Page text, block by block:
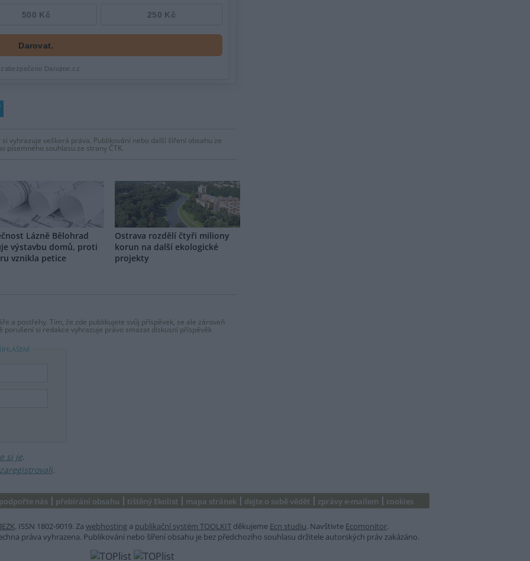
vyhrazuje veškerá práva. Publikování nebo další šíření obsahu ze
písemného souhlasu ze strany ČTK.
Lázně Bělohrad
výstavbu domů, proti
vznikla petice
Ostrava rozdělí čtyři miliony
korun na další ekologické
projekty
a postřehy. Tím, že zde publikujete svůj příspěvek, se ale zároveň
porušení si redakce vyhrazuje právo smazat diskusní příspěvěk
si je.
zaregistrovali.
podpořte nás přebírání obsahu tištěný Ekolist mapa stránek dejte o sobě vědět zprávy e-mailem cookies
. ISSN 1802-9019. Za webhosting a publikační systém TOOLKIT děkujeme Ecn studiu. Navštivte Ecomonitor.
práva vyhrazena. Publikování nebo šíření obsahu je bez předchozího souhlasu držitele autorských práv zakázáno.